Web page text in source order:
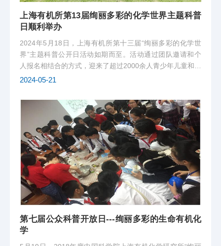
上海有机所第13届绚丽多彩的化学世界主题科普
日顺利举办
2024年5月18日，上海有机所第十三届“绚丽多彩的化学世
界”主题科普公开日活动如期而至。活动通过团队邀请和个
人报名相结合的方式，迎来了超过2000余人青少年儿童和家
长们，一同感受了化学的魅力。本次活动继续展现了化学学
一个丰富多彩的化学世界...
2024-05-21
第七届公众科普开放日---绚丽多彩的生命有机化
学